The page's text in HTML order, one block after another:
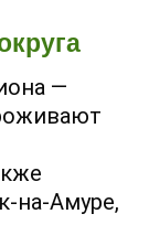
—
на-Амуре,